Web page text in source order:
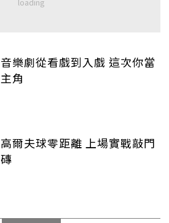
音樂劇從看戲到入戲 這次你當
主角
高爾夫球零距離 上場實戰敲門
磚